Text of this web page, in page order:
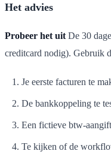
Het advies
Probeer het uit De 30
creditcard nodig). Gebruik
Je eerste facturen te
De bankkoppeling te
Een fictieve btw-
Te kijken of de